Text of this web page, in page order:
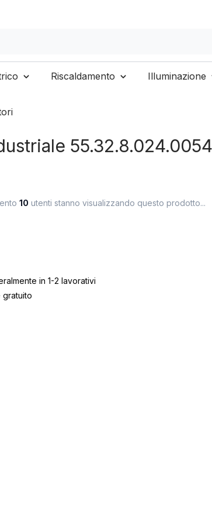
Riscaldamento Illuminazione
55.32.8.024.0054
10 utenti stanno visualizzando questo prodotto...
in 1-2 lavorativi
gratuito